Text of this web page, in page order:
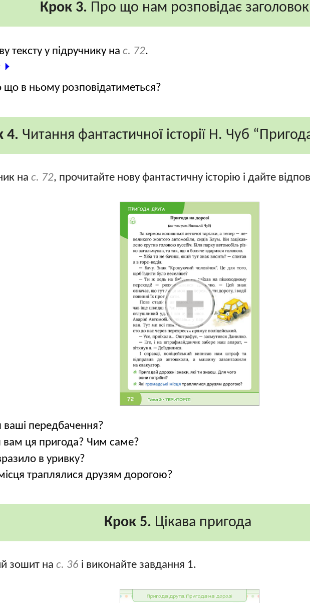
Крок 3. Про що нам розповідає
тексту у підручнику на с. 72.
в ньому розповідатиметься?
4. Читання фантастичної історії Н. Чуб
на с. 72, прочитайте нову фантастичну історію і дайте
передбачення?
вам ця пригода? Чим саме?
в уривку?
траплялися друзям дорогою?
Крок 5. Цікава пригода
зошит на с. 36 і виконайте завдання 1.